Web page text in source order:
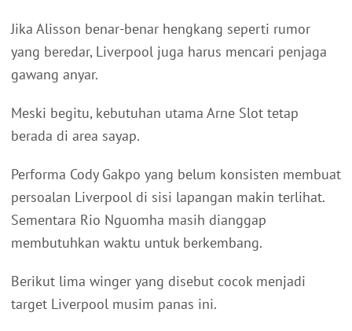
Jika Alisson benar-benar hengkang seperti rumor
yang beredar, Liverpool juga harus mencari penjaga
gawang anyar.
Meski begitu, kebutuhan utama Arne Slot tetap
berada di area sayap.
Performa Cody Gakpo yang belum konsisten membuat
persoalan Liverpool di sisi lapangan makin terlihat.
Sementara Rio Nguomha masih dianggap
membutuhkan waktu untuk berkembang.
Berikut lima winger yang disebut cocok menjadi
target Liverpool musim panas ini.